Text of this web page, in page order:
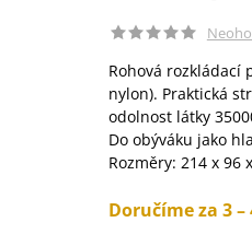
Rohová rozkládací
nylon). Praktická
odolnost látky
Do obýváku jako
Rozměry: 214 x 96
Doručíme za 3